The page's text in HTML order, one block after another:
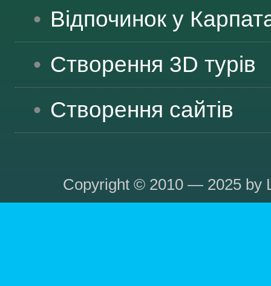
Відпочинок у
Створення 3D турів
Створення сайтів
Copyright © 2010 — 2025 by